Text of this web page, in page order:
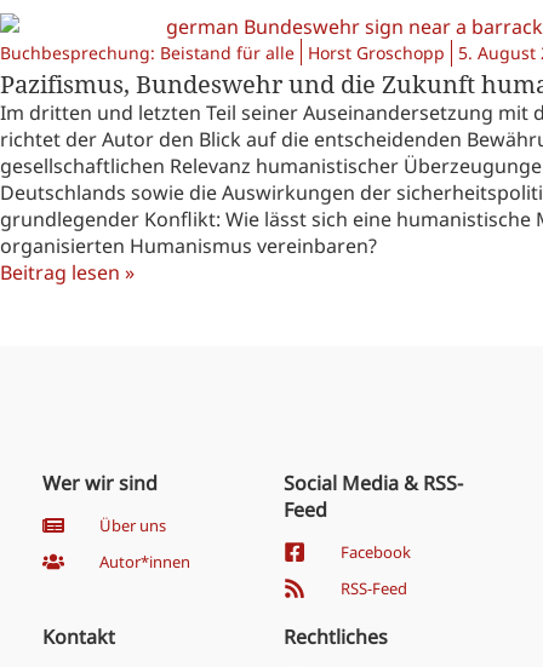
Buchbesprechung: Beistand für alle Horst Groschopp 5. August
Pazifismus, Bundeswehr und die Zukunft
Im dritten und letzten Teil seiner Auseinandersetzung
richtet der Autor den Blick auf die entscheidenden
gesellschaftlichen Relevanz humanistischer
Deutschlands sowie die Auswirkungen der
grundlegender Konflikt: Wie lässt sich eine
organisierten Humanismus vereinbaren?
Beitrag lesen »
Wer wir sind
Über uns
Autor*innen
Social Media & RSS-
Feed
Facebook
RSS-Feed
Kontakt Rechtliches